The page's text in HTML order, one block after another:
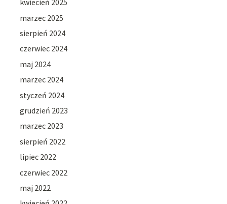
kwiecień 2025
marzec 2025
sierpień 2024
czerwiec 2024
maj 2024
marzec 2024
styczeń 2024
grudzień 2023
marzec 2023
sierpień 2022
lipiec 2022
czerwiec 2022
maj 2022